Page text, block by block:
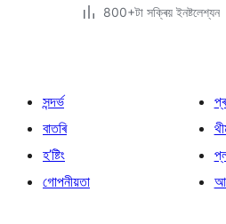
800+টা সক্ৰিয় ইনষ্টলেশ্যন
সন্দৰ্ভ
বাতৰি
হ’ষ্টিং
গোপনীয়তা